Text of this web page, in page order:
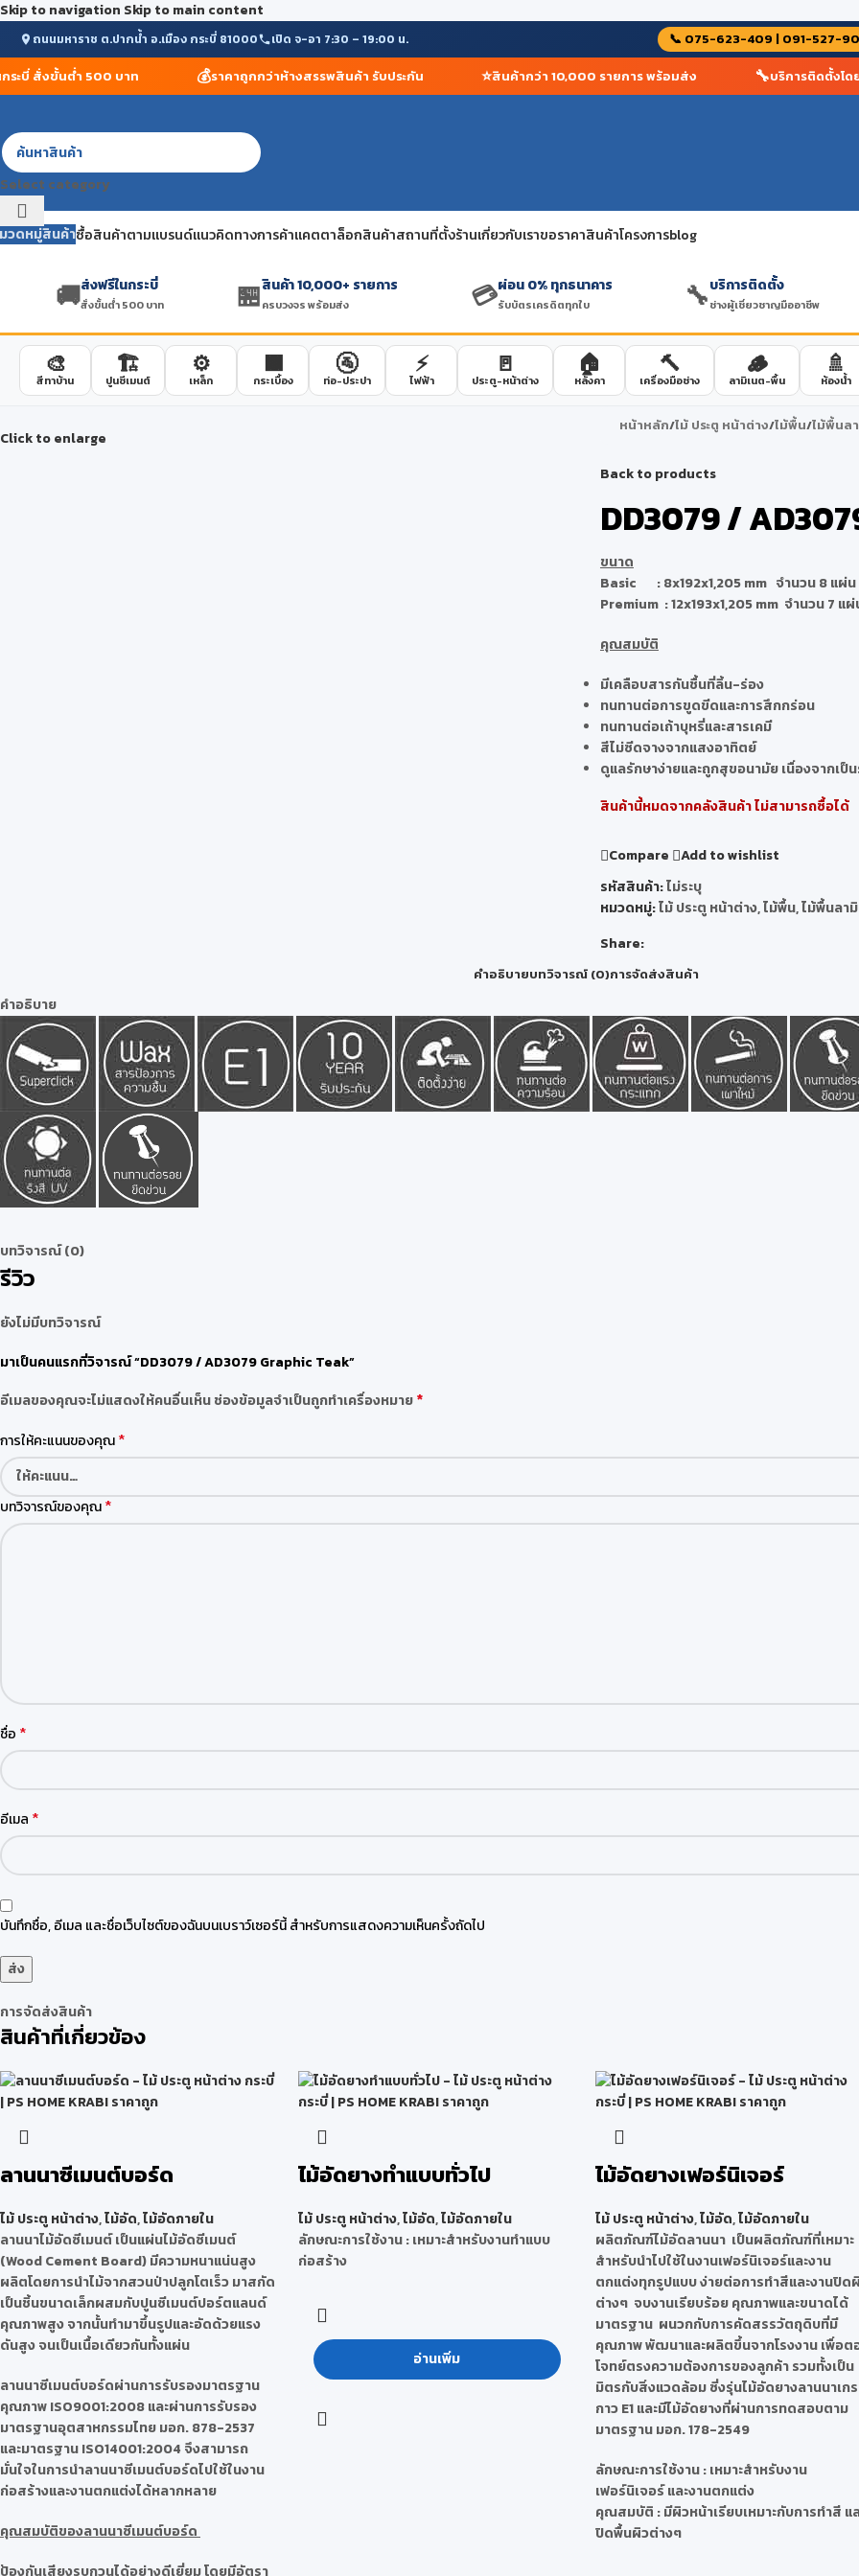
Skip to navigation Skip to main content
ถนนมหาราช ต.ปากน้ำ อ.เมือง กระบี่ 81000 เปิด จ-อา 7:30 – 19:00 น. 📞 075-623-409 | 091-527-
สั่งขั้นต่ำ 500 บาท ราคาถูกกว่าห้างสรรพสินค้า รับประกัน สินค้ากว่า 10,000 รายการ พร้อมส่ง บริการติดตั้งโดยช่
Select category
วดหมู่สินค้าซื้อสินค้าตามแบรนด์แนวคิดทางการค้าแคตตาล็อกสินค้าสถานที่ตั้งร้านเกี่ยวกับเราขอราคาสินค้าโครงการblog
🚚ส่งฟรีในกระบี่
สั่งขั้นต่ำ 500 บาท 🏪สินค้า 10,000+ รายการ
ครบวงจร พร้อมส่ง 💳ผ่อน 0% ทุกธนาคาร
รับบัตรเครดิตทุกใบ 🔧บริการติดตั้ง
ช่างผู้เชี่ยวชาญมืออาชีพ
🎨
สีทาบ้าน
🏗️
ปูนซีเมนต์
⚙️
เหล็ก
🟫
กระเบื้อง
🚰
ท่อ-ประปา
⚡
ไฟฟ้า
🚪
ประตู-หน้าต่าง
🏠
หลังคา
🔨
เครื่องมือช่าง
🪵
ลามิเนต-พื้น
🚿
ห้องน้ำ
Click to enlarge
หน้าหลัก/ไม้ ประตู หน้าต่าง/ไม้พื้น/ไม้พื้นล
Back to products
DD3079 /
ขนาด
Basic : 8x192x1,205 mm จำนวน 8 แผ่น
Premium : 12x193x1,205 mm จำนวน 7 แ
คุณสมบัติ
มีเคลือบสารกันชื้นที่ลิ้น-ร่อง
ทนทานต่อการขูดขีดและการสึกกร่อน
ทนทานต่อเถ้าบุหรี่และสารเคมี
สีไม่ซีดจางจากแสงอาทิตย์
ดูแลรักษาง่ายและถูกสุขอนามัย เนื่องจากเ
สินค้านี้หมดจากคลังสินค้า ไม่สามารถซื้อได้
Compare
Add to wishlist
รหัสสินค้า:ไม่ระบุ
หมวดหมู่:ไม้ ประตู หน้าต่าง,ไม้พื้น,ไม้พื้นลา
Share:
คำอธิบายบทวิจารณ์ (0)การจัดส่งสินค้า
คำอธิบาย
บทวิจารณ์ (0)
รีวิว
ยังไม่มีบทวิจารณ์
มาเป็นคนแรกที่วิจารณ์ “DD3079 / AD3079 Graphic Teak”
อีเมลของคุณจะไม่แสดงให้คนอื่นเห็นช่องข้อมูลจำเป็นถูกทำเครื่องหมาย*
การให้คะแนนของคุณ*
บทวิจารณ์ของคุณ*
ชื่อ *
อีเมล *
บันทึกชื่อ, อีเมล และชื่อเว็บไซต์ของฉันบนเบราว์เซอร์นี้ สำหรับการแสดงความเห็นครั้งถัดไป
การจัดส่งสินค้า
สินค้าที่เกี่ยวข้อง
ลานนาซีเมนต์บอร์ด
ไม้ ประตู หน้าต่าง,ไม้อัด,ไม้อัดภายใน
ลานนาไม้อัดซีเมนต์ เป็นแผ่นไม้อัดซีเมนต์
(Wood Cement Board) มีความหนาแน่นสูง
ผลิตโดยการนำไม้จากสวนป่าปลูกโตเร็ว มาสกัด
เป็นชิ้นขนาดเล็กผสมกับปูนซีเมนต์ปอร์ตแลนด์
คุณภาพสูง จากนั้นทำมาขึ้นรูปและอัดด้วยแรง
ดันสูง จนเป็นเนื้อเดียวกันทั้งแผ่น
ลานนาซีเมนต์บอร์ดผ่านการรับรองมาตรฐาน
คุณภาพ ISO9001:2008 และผ่านการรับรอง
มาตรฐานอุตสาหกรรมไทย มอก. 878-2537
และมาตรฐาน ISO14001:2004 จึงสามารถ
มั่นใจในการนำลานนาซีเมนต์บอร์ดไปใช้ในงาน
ก่อสร้างและงานตกแต่งได้หลากหลาย
คุณสมบัติของลานนาซีเมนต์บอร์ด
ป้องกันเสียงรบกวนได้อย่างดีเยี่ยม โดยมีอัตรา
ไม้อัดยางทำแบบทั่วไป
ไม้ ประตู หน้าต่าง,ไม้อัด,ไม้อัดภายใน
ลักษณะการใช้งาน :เหมาะสำหรับงานทำแบบ
ก่อสร้าง
อ่านเพิ่ม
ไม้อัดยางเฟอร์นิเจอร์
ไม้ ประตู หน้าต่าง,ไม้อัด,ไม้อัดภายใน
ผลิตภัณฑ์ไม้อัดลานนา เป็นผลิตภัณฑ์ที่เหมาะ
สำหรับนำไปใช้ในงานเฟอร์นิเจอร์และงาน
ตกแต่งทุกรูปแบบ ง่ายต่อการทำสีและงานปิด
ต่างๆ จบงานเรียบร้อย คุณภาพและขนาดได้
มาตรฐาน ผนวกกับการคัดสรรวัตถุดิบที่มี
คุณภาพ พัฒนาและผลิตขึ้นจากโรงงาน เพื่อต
โจทย์ตรงความต้องการของลูกค้า รวมทั้งเป็น
มิตรกับสิ่งแวดล้อม ซี่งรุ่นไม้อัดยางลานนาเก
กาว E1 และมีไม้อัดยางที่ผ่านการทดสอบตาม
มาตรฐาน มอก. 178-2549
ลักษณะการใช้งาน :เหมาะสำหรับงาน
เฟอร์นิเจอร์ และงานตกแต่ง
คุณสมบัติ :มีผิวหน้าเรียบเหมาะกับการทำสี แ
ปิดพื้นผิวต่างๆ